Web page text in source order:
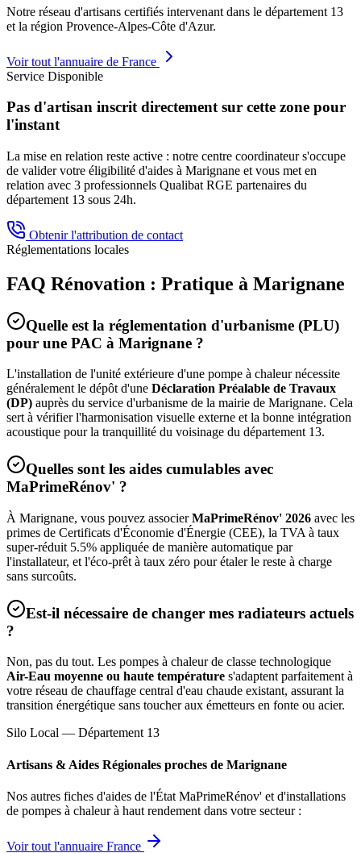
Notre réseau d'artisans certifiés intervenant dans le département 13
et la région Provence-Alpes-Côte d'Azur.
Voir tout l'annuaire de France
Service Disponible
Pas d'artisan inscrit directement sur cette zone pour
l'instant
La mise en relation reste active : notre centre coordinateur s'occupe
de valider votre éligibilité d'aides à Marignane et vous met en
relation avec 3 professionnels Qualibat RGE partenaires du
département 13 sous 24h.
Obtenir l'attribution de contact
Réglementations locales
FAQ Rénovation : Pratique à Marignane
Quelle est la réglementation d'urbanisme (PLU)
pour une PAC à Marignane ?
L'installation de l'unité extérieure d'une pompe à chaleur nécessite
généralement le dépôt d'une Déclaration Préalable de Travaux
(DP) auprès du service d'urbanisme de la mairie de Marignane. Cela
sert à vérifier l'harmonisation visuelle externe et la bonne intégration
acoustique pour la tranquillité du voisinage du département 13.
Quelles sont les aides cumulables avec
MaPrimeRénov' ?
À Marignane, vous pouvez associerMaPrimeRénov' 2026 avec les
primes de Certificats d'Économie d'Énergie (CEE), la TVA à taux
super-réduit 5.5% appliquée de manière automatique par
l'installateur, et l'éco-prêt à taux zéro pour étaler le reste à charge
sans surcoûts.
Est-il nécessaire de changer mes radiateurs actuels
?
Non, pas du tout. Les pompes à chaleur de classe technologique
Air-Eau moyenne ou haute température s'adaptent parfaitement à
votre réseau de chauffage central d'eau chaude existant, assurant la
transition énergétique sans toucher aux émetteurs en fonte ou acier.
Silo Local — Département 13
Artisans & Aides Régionales proches de Marignane
Nos autres fiches d'aides de l'État MaPrimeRénov' et d'installations
de pompes à chaleur à haut rendement dans votre secteur :
Voir tout l'annuaire France